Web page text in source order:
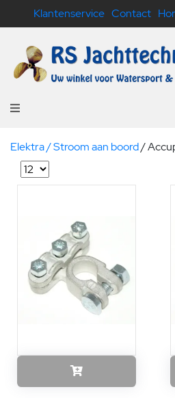
Klantenservice Contact
Elektra / Stroom aan boord/